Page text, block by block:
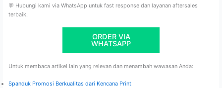
💬 Hubungi kami via WhatsApp untuk fast response dan layanan aftersales
terbaik.
ORDER VIA
WHATSAPP
Untuk membaca artikel lain yang relevan dan menambah wawasan Anda:
Spanduk Promosi Berkualitas dari Kencana Print